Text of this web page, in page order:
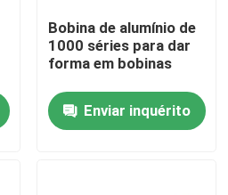
Bobina de alumínio de
1000 séries para dar
forma em bobinas
Enviar inquérito